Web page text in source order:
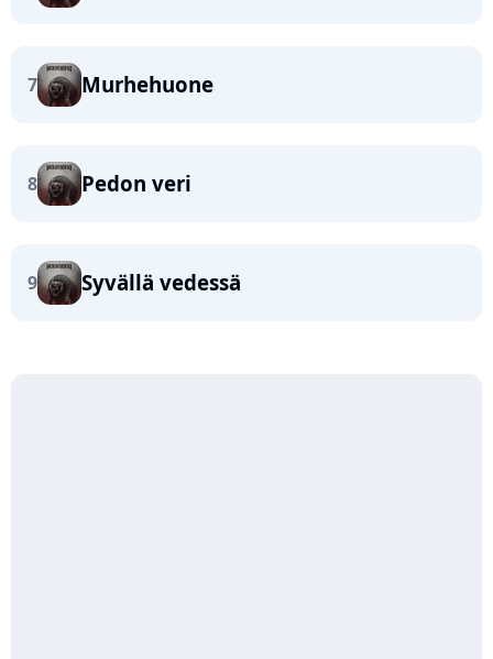
7 Murhehuone
8 Pedon veri
9 Syvällä vedessä